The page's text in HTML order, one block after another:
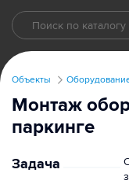
Объекты
Монтаж
паркинге
Задача